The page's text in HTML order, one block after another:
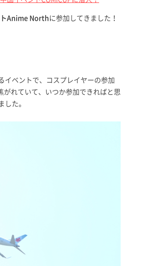
トAnime Northに参加してきました！
イベントで、コスプレイヤーの参加
れていて、いつか参加できればと思
した。